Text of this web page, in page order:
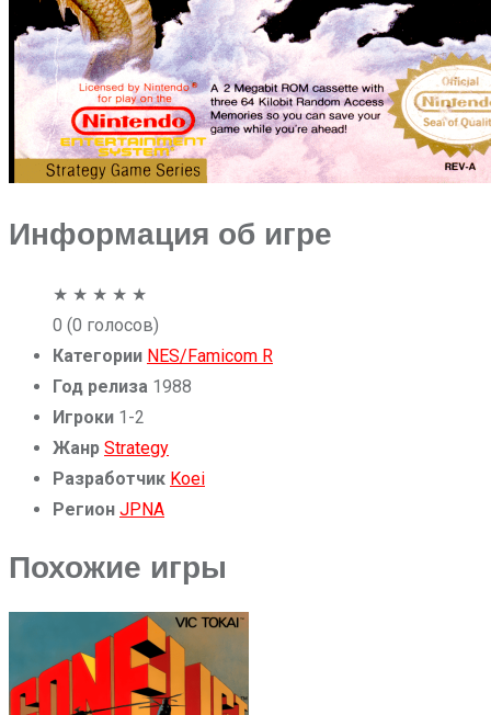
Информация об игре
★ ★ ★ ★ ★
0 (0 голосов)
Категории NES/Famicom R
Год релиза 1988
Игроки 1-2
Жанр Strategy
Разработчик Koei
Регион JPNA
Похожие игры